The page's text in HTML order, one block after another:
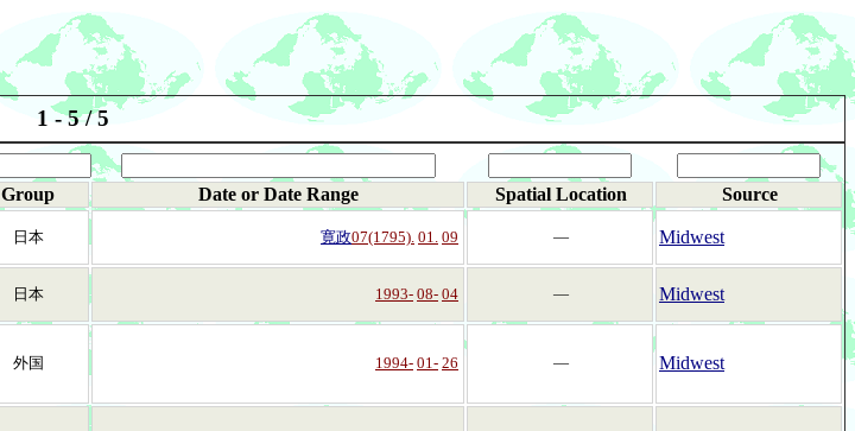
1 - 5 / 5
Group Date or Date Range Spatial Location Source
日本 寛政07(1795). 01. 09 ― Midwest
日本 1993- 08- 04 ― Midwest
外国 1994- 01- 26 ― Midwest